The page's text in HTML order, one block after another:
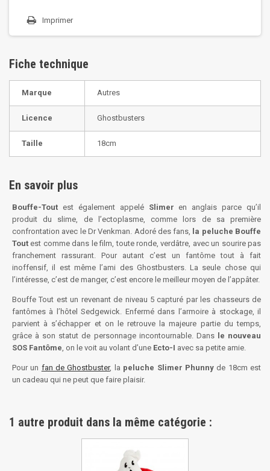
Imprimer
Fiche technique
Marque Autres
Licence Ghostbusters
Taille 18cm
En savoir plus
Bouffe-Tout est également appelé Slimer en anglais parce qu’il
produit du slime, de l’ectoplasme, comme lors de sa première
confrontation avec le Dr Venkman. Adoré des fans, la peluche Bouffe
Tout est comme dans le film, toute ronde, verdâtre, avec un sourire pas
franchement rassurant. Pour autant c’est un fantôme tout à fait
inoffensif, il est même l’ami des Ghostbusters. La seule chose qui
l’intéresse, c’est de manger, c’est encore le meilleur moyen de l’appâter.
Bouffe Tout est un revenant de niveau 5 capturé par les chasseurs de
fantômes à l’hôtel Sedgewick. Enfermé dans l’armoire à stockage, il
parvient à s’échapper et on le retrouve la majeure partie du temps,
grâce à son statut de personnage incontournable. Dans
le nouveau
SOS Fantôme, on le voit au volant d’une Ecto-I avec sa petite amie.
Pour un fan de Ghostbuster, la peluche Slimer Phunnyde 18cm est
un cadeau qui ne peut que faire plaisir.
1 autre produit dans la même catégorie :